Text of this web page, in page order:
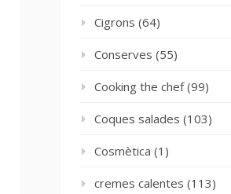
Cigrons (64)
Conserves (55)
Cooking the chef(99)
Coques salades (103)
Cosmètica (1)
cremes calentes (113)